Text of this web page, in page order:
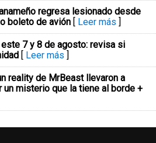
regresa lesionado desde
boleto de avión [ Leer más ]
7 y 8 de agosto: revisa si
[ Leer más ]
reality de MrBeast llevaron a
misterio que la tiene al borde +